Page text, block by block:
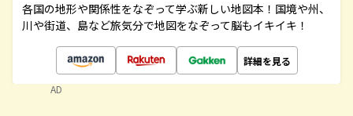
各国の地形や関係性をなぞって学ぶ新しい地図本！国境や州、
川や街道、島など旅気分で地図をなぞって脳もイキイキ！
詳細を見る
AD